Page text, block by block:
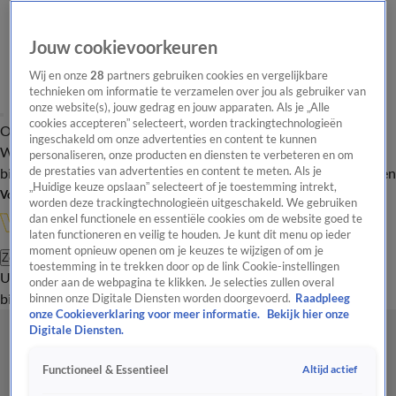
Overzicht Onze programma's Uitzendingen Onze gezichten
In de
WandelgangenInterviewsUitzending
bijwonenPodcastShopVeelgestelde vragenKijkersvraag insturen
Volg Vandaag Inside
Zoeken
UitzendingenVandaag InsideDe OranjezomerShopUitzending
bijwonen
Jouw cookievoorkeuren
Wij en onze28 partners gebruiken cookies en vergelijkbare
technieken om informatie te verzamelen over jou als gebruiker van
onze website(s), jouw gedrag en jouw apparaten. Als je „Alle
cookies accepteren” selecteert, worden trackingtechnologieën
ingeschakeld om onze advertenties en content te kunnen
personaliseren, onze producten en diensten te verbeteren en om
de prestaties van advertenties en content te meten. Als je
„Huidige keuze opslaan” selecteert of je toestemming intrekt,
worden deze trackingtechnologieën uitgeschakeld. We gebruiken
dan enkel functionele en essentiële cookies om de website goed te
laten functioneren en veilig te houden. Je kunt dit menu op ieder
moment opnieuw openen om je keuzes te wijzigen of om je
toestemming in te trekken door op de link Cookie-instellingen
onder aan de webpagina te klikken. Je selecties zullen overal
binnen onze Digitale Diensten worden doorgevoerd. Raadpleeg
onze Cookieverklaring voor meer informatie.
Bekijk hier onze
Digitale Diensten.
Functioneel & Essentieel Altijd actief